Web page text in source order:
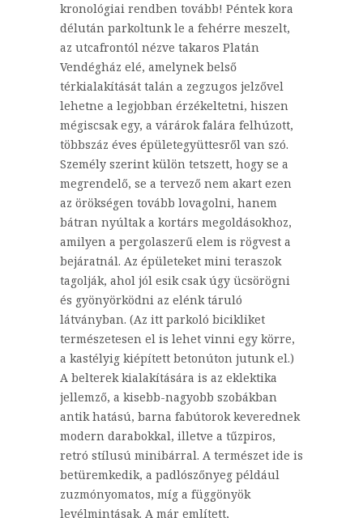
kronológiai rendben tovább! Péntek kora
délután parkoltunk le a fehérre meszelt,
az utcafrontól nézve takaros Platán
Vendégház elé, amelynek belső
térkialakítását talán a zegzugos jelzővel
lehetne a legjobban érzékeltetni, hiszen
mégiscsak egy, a várárok falára felhúzott,
többszáz éves épületegyüttesről van szó.
Személy szerint külön tetszett, hogy se a
megrendelő, se a tervező nem akart ezen
az örökségen tovább lovagolni, hanem
bátran nyúltak a kortárs megoldásokhoz,
amilyen a pergolaszerű elem is rögvest a
bejáratnál. Az épületeket mini teraszok
tagolják, ahol jól esik csak úgy ücsörögni
és gyönyörködni az elénk táruló
látványban. (Az itt parkoló bicikliket
természetesen el is lehet vinni egy körre,
a kastélyig kiépített betonúton jutunk el.)
A belterek kialakítására is az eklektika
jellemző, a kisebb-nagyobb szobákban
antik hatású, barna fabútorok keverednek
modern darabokkal, illetve a tűzpiros,
retró stílusú minibárral. A természet ide is
betüremkedik, a padlószőnyeg például
zuzmónyomatos, míg a függönyök
levélmintásak. A már említett,